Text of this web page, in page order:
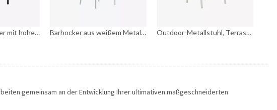
Moderne Barhocker mit hohem Hocker für den Hinterhof Barhocker aus weißem Metallgeflecht, Outdoor-Stuhl, Küchenmöbel Outdoor-Metallstuhl, Terrassenarme und Sitzkissen, Outdoor-Esszimmerstühle
gemeinsam an der Entwicklung Ihrer ultimativen maßgeschneiderten